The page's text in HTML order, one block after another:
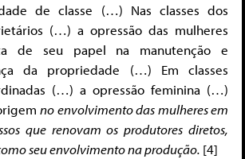
de classe (…) Nas classes dos
(…) a opressão das mulheres
de seu papel na manutenção e
da propriedade (…) Em classes
(…) a opressão feminina (…)
no envolvimento das mulheres em
que renovam os produtores diretos,
seu envolvimento na produção. [4]